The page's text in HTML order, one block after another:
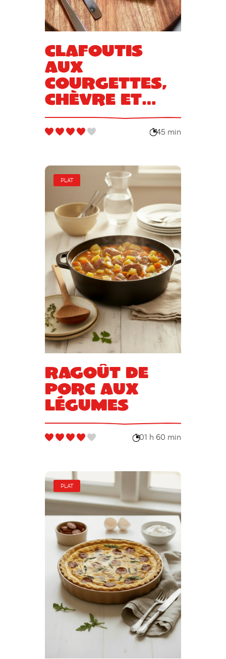
Clafoutis
aux
courgettes,
chèvre et
miel
45 min
PLAT
Ragoût de
porc aux
légumes
01 h 60 min
PLAT